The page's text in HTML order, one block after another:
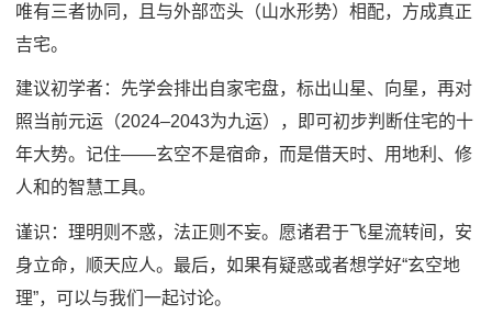
唯有三者协同，且与外部峦头（山水形势）相配，方成真正
吉宅。
建议初学者：先学会排出自家宅盘，标出山星、向星，再对
照当前元运（2024–2043为九运），即可初步判断住宅的十
年大势。记住——玄空不是宿命，而是借天时、用地利、修
人和的智慧工具。
谨识：理明则不惑，法正则不妄。愿诸君于飞星流转间，安
身立命，顺天应人。最后，如果有疑惑或者想学好“玄空地
理”，可以与我们一起讨论。